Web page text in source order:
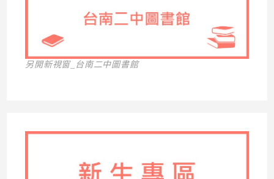
另開新視窗_台南二中圖書館